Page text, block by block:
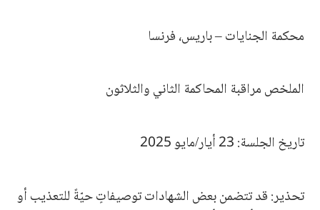
محكمة الجنايات – باريس، فرنسا
الملخص مراقبة المحاكمة الثاني والثلاثون
تاريخ الجلسة: 23 أيار/مايو 2025
تحذير: قد تتضمن بعض الشهادات توصيفاتٍ حيّةً للتعذيب أو